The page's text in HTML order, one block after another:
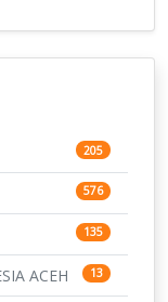
205
576
135
ACEH 13